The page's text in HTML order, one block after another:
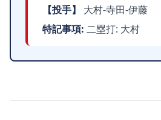
【投手】
大村‐寺田‐伊藤
特記事項: 二塁打: 大村